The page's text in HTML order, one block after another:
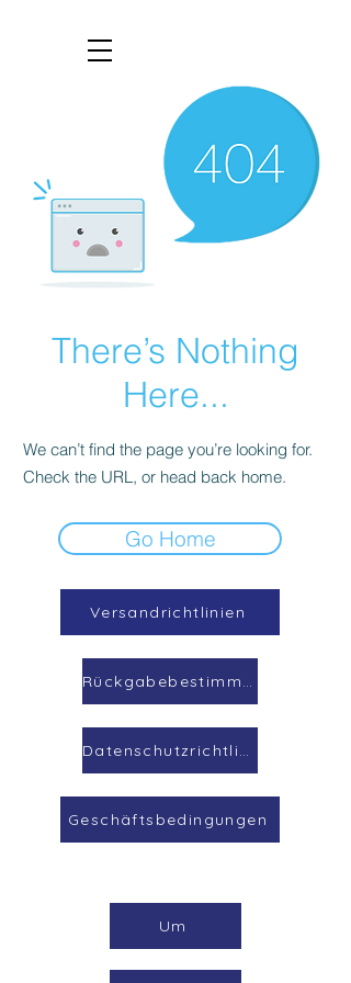
There’s Nothing
Here...
We can’t find the page you’re looking for.
Check the URL, or head back home.
Go Home
Versandrichtlinien
Rückgabebestimmungen
Datenschutzrichtlinie
Geschäftsbedingungen
Um